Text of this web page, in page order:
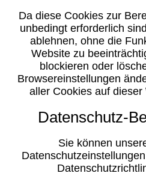
Da diese Cookies zur
unbedingt erforderlich
ablehnen, ohne die
Website zu
blockieren oder
Browsereinstellungen
aller Cookies auf
Datenschutz-
Sie können